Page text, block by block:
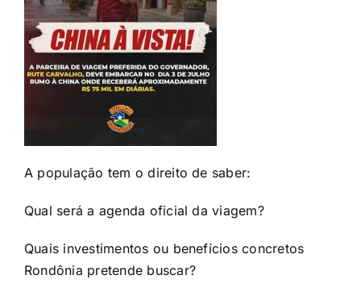
A população tem o direito de saber:
Qual será a agenda oficial da viagem?
Quais investimentos ou benefícios concretos
Rondônia pretende buscar?